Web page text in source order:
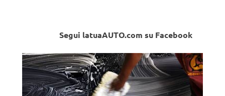
Segui latuaAUTO.com su Facebook